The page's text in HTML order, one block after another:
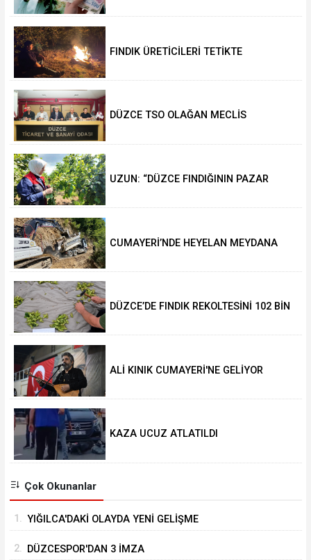
FINDIK ÜRETİCİLERİ TETİKTE
DÜZCE TSO OLAĞAN MECLİS
UZUN: “DÜZCE FINDIĞININ PAZAR
CUMAYERİ’NDE HEYELAN MEYDANA
DÜZCE’DE FINDIK REKOLTESİNİ 102 BİN
ALİ KINIK CUMAYERİ'NE GELİYOR
KAZA UCUZ ATLATILDI
Çok Okunanlar
1. YIĞILCA'DAKİ OLAYDA YENİ GELİŞME
2. DÜZCESPOR'DAN 3 İMZA